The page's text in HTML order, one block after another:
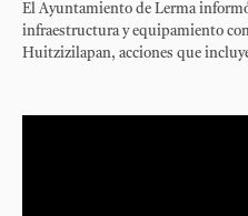
El Ayuntamiento de Lerma
infraestructura y equipamiento
Huitzizilapan, acciones que